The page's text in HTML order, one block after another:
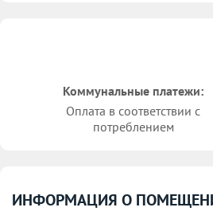
Коммунальные платежи:
Оплата в соответствии с
потреблением
ИНФОРМАЦИЯ О